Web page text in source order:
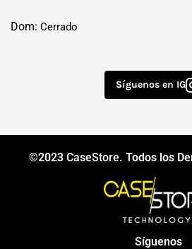
Dom: Cerrado
Síguenos en IG
©2023 CaseStore. Todos los
Síguenos